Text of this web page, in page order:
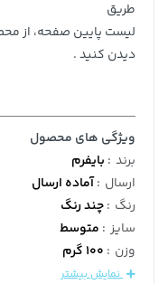
طریق
لیست پایین صفحه، از
دیدن کنید .
ویژگی های محصول
برند : بایفرم
ارسال :آماده ارسال
رنگ :چند رنگ
سایز : متوسط
وزن : 100 گرم
نمایش بیشتر